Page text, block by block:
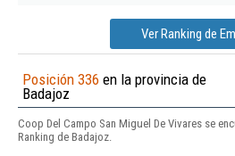
Ver Ranking de
Posición 336 en la provincia de
Badajoz
Coop Del Campo San Miguel De Vivares se
Ranking de Badajoz.